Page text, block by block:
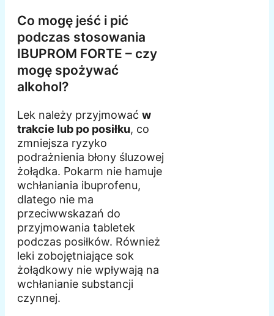
Co mogę jeść i pić
podczas stosowania
IBUPROM FORTE – czy
mogę spożywać
alkohol?
Lek należy przyjmować w
trakcie lub po posiłku, co
zmniejsza ryzyko
podrażnienia błony śluzowej
żołądka. Pokarm nie hamuje
wchłaniania ibuprofenu,
dlatego nie ma
przeciwwskazań do
przyjmowania tabletek
podczas posiłków. Również
leki zobojętniające sok
żołądkowy nie wpływają na
wchłanianie substancji
czynnej.